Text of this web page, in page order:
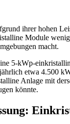
ihrer hohen
Module
macht.
5-kWp-
etwa 4.500
Anlage mit
könnte.